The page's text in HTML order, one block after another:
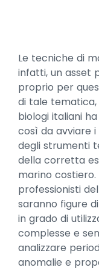
Le tecniche di
infatti, un asset
proprio per
di tale tematica,
biologi italiani
così da avviare
degli strumenti
della corretta
marino
professionisti
saranno figure
in grado di
complesse e
analizzare
anomalie e